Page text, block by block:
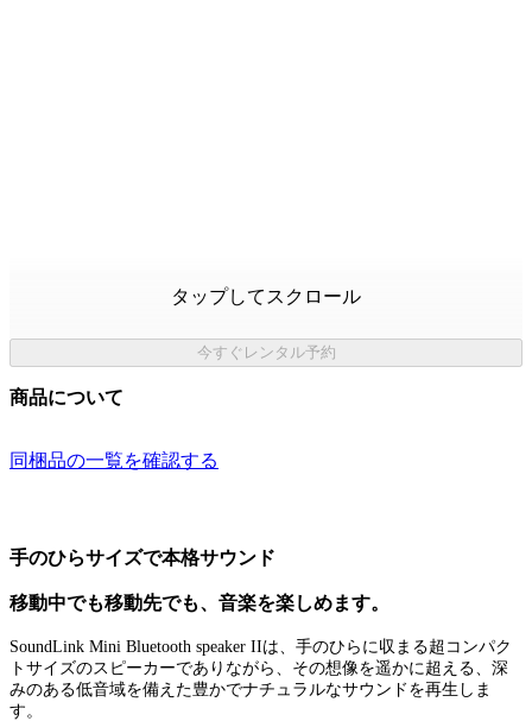
タップしてスクロール
今すぐレンタル予約
商品について
同梱品の一覧を確認する
手のひらサイズで本格サウンド
移動中でも移動先でも、音楽を楽しめます。
SoundLink Mini Bluetooth speaker IIは、手のひらに収まる超コンパク
トサイズのスピーカーでありながら、その想像を遥かに超える、深
みのある低音域を備えた豊かでナチュラルなサウンドを再生しま
す。